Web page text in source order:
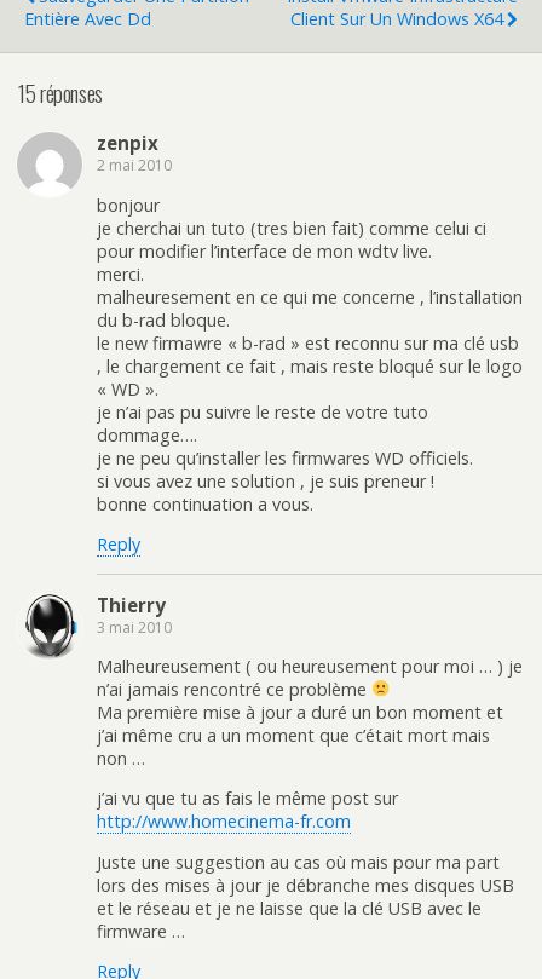
Entière Avec Dd
Client Sur Un Windows X64
15 réponses
zenpix
2 mai 2010
bonjour
je cherchai un tuto (tres bien fait) comme celui ci
pour modifier l’interface de mon wdtv live.
merci.
malheuresement en ce qui me concerne , l’installation
du b-rad bloque.
le new firmawre « b-rad » est reconnu sur ma clé usb
, le chargement ce fait , mais reste bloqué sur le logo
« WD ».
je n’ai pas pu suivre le reste de votre tuto
dommage….
je ne peu qu’installer les firmwares WD officiels.
si vous avez une solution , je suis preneur !
bonne continuation a vous.
Reply
Thierry
3 mai 2010
Malheureusement ( ou heureusement pour moi … ) je
n’ai jamais rencontré ce problème
Ma première mise à jour a duré un bon moment et
j’ai même cru a un moment que c’était mort mais
non …
j’ai vu que tu as fais le même post sur
http://www.homecinema-fr.com
Juste une suggestion au cas où mais pour ma part
lors des mises à jour je débranche mes disques USB
et le réseau et je ne laisse que la clé USB avec le
firmware …
Reply